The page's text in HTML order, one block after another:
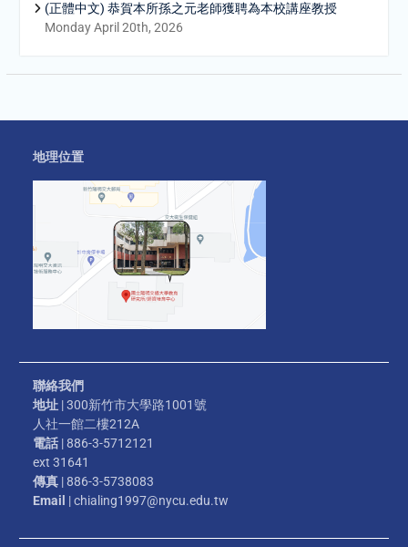
(正體中文) 恭賀本所孫之元老師獲聘為本校講座教授
Monday April 20th, 2026
地理位置
聯絡我們
地址 | 300新竹市大學路1001號
人社一館二樓212A
電話 | 886-3-5712121
ext 31641
傳真 | 886-3-5738083
Email | chialing1997@nycu.edu.tw